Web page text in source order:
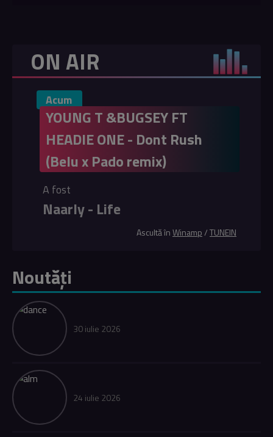
ON AIR
Acum
YOUNG T &BUGSEY FT
HEADIE ONE - Dont Rush
(Belu x Pado remix)
A fost
Naarly - Life
Ascultă înWinamp/TUNEIN
Noutăți
30 iulie 2026
24 iulie 2026